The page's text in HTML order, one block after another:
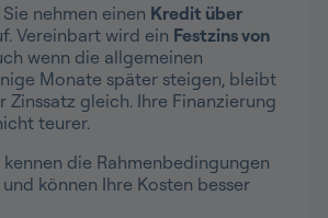
nehmen einen Kredit über
Vereinbart wird ein Festzins von
wenn die allgemeinen
Monate später steigen, bleibt
Zinssatz gleich. Ihre Finanzierung
teurer.
kennen die Rahmenbedingungen
können Ihre Kosten besser